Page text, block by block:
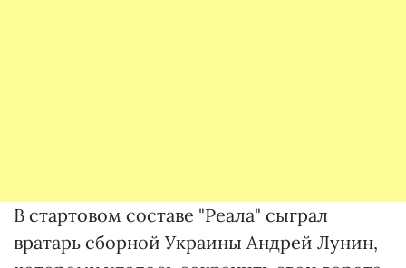
В стартовом составе "Реала" сыграл
вратарь сборной Украины Андрей Лунин,